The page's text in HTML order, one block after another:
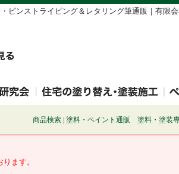
ピンストライピング＆レタリング筆通販｜有限
商品検索 | 塗料・ペイント通販 塗料・塗装専門店｜
ます。